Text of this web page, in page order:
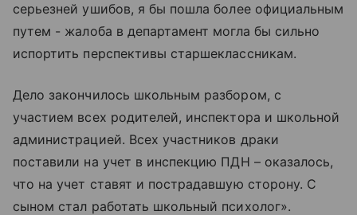
серьезней ушибов, я бы пошла более официальным
путем - жалоба в департамент могла бы сильно
испортить перспективы старшеклассникам.
Дело закончилось школьным разбором, с
участием всех родителей, инспектора и школьной
администрацией. Всех участников драки
поставили на учет в инспекцию ПДН – оказалось,
что на учет ставят и пострадавшую сторону. С
сыном стал работать школьный психолог».